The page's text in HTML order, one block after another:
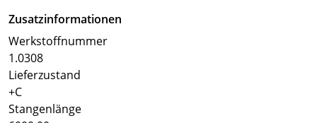
Zusatzinformationen
Werkstoffnummer
1.0308
Lieferzustand
+C
Stangenlänge